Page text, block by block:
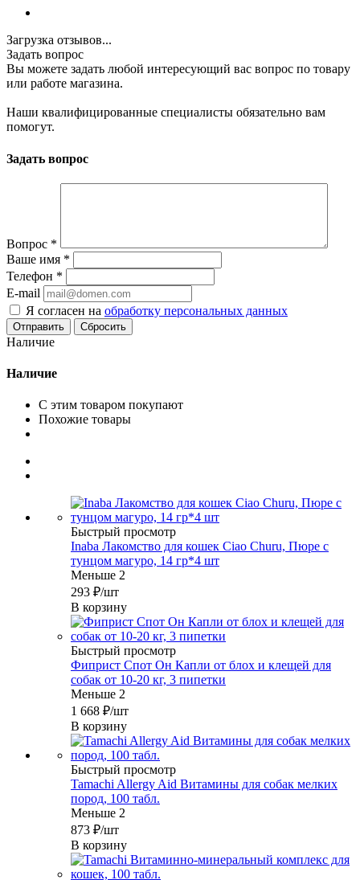
Загрузка отзывов...
Задать вопрос
Вы можете задать любой интересующий вас вопрос по товару
или работе магазина.
Наши квалифицированные специалисты обязательно вам
помогут.
Задать вопрос
Вопрос *
Ваше имя *
Телефон *
E-mail
Я согласен на обработку персональных данных
Сбросить
Наличие
Наличие
С этим товаром покупают
Похожие товары
Быстрый просмотр
Inaba Лакомство для кошек Ciao Churu, Пюре с
тунцом магуро, 14 гр*4 шт
Меньше 2
293 ₽/шт
В корзину
Быстрый просмотр
Фиприст Спот Он Капли от блох и клещей для
собак от 10-20 кг, 3 пипетки
Меньше 2
1 668 ₽/шт
В корзину
Быстрый просмотр
Tamachi Allergy Aid Витамины для собак мелких
пород, 100 табл.
Меньше 2
873 ₽/шт
В корзину